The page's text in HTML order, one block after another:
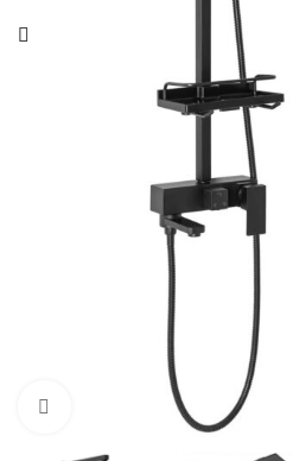
Click pentru a mari